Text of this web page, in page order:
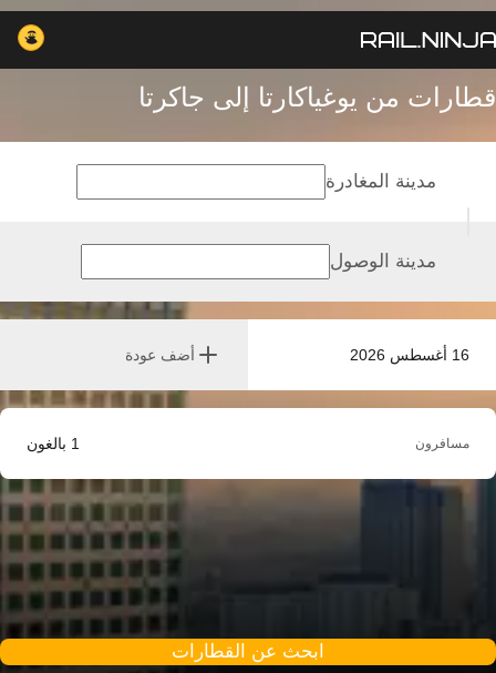
قطارات من يوغياكارتا إلى جاكرتا
16 أغسطس 2026 أضف عودة
مدينة المغادرة
مدينة الوصول
مسافرون 1 بالغون
ابحث عن القطارات